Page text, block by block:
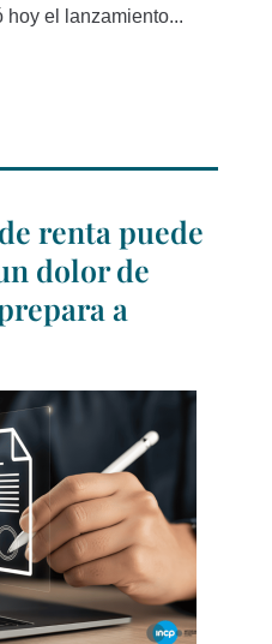
el lanzamiento...
renta puede
dolor de
a